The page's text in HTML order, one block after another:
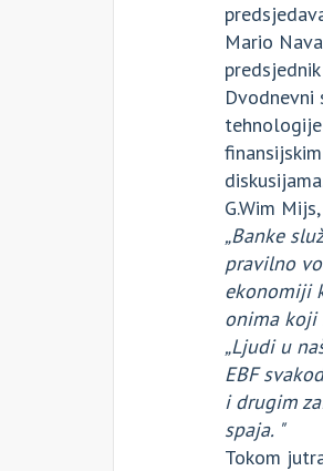
Mario
Dvodnevni
G.Wim
„Banke
pravilno
ekonomiji
onima koji
„Ljudi u
EBF
i drugim
spaja. "
Tokom